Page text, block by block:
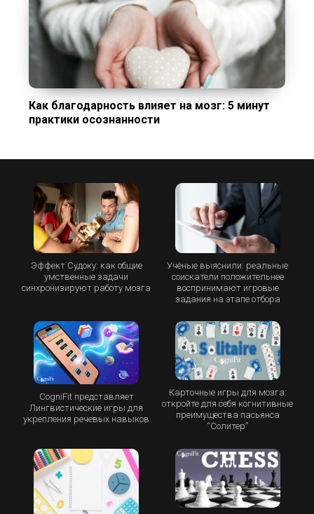
Как благодарность влияет на мозг: 5 минут
практики осознанности
Эффект Судоку: как общие
умственные задачи
синхронизируют работу мозга
Учёные выяснили: реальные
соискатели положительнее
воспринимают игровые
задания на этапе отбора
CogniFit представляет
Лингвистические игры для
укрепления речевых навыков
Карточные игры для мозга:
откройте для себя когнитивные
преимущества пасьянса
“Cолитер”